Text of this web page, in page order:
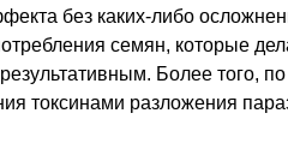
без каких-либо
семян, которые
Более того,
токсинами разложения